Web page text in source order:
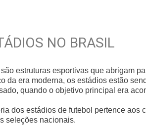
NO BRASIL
estruturas esportivas que abrigam
da era moderna, os estádios estão
quando o objetivo principal era
dos estádios de futebol pertence aos
seleções nacionais.